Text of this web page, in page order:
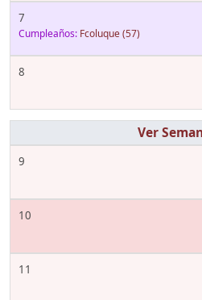
7
Cumpleaños: Fcoluque(57)
8
9
10
11